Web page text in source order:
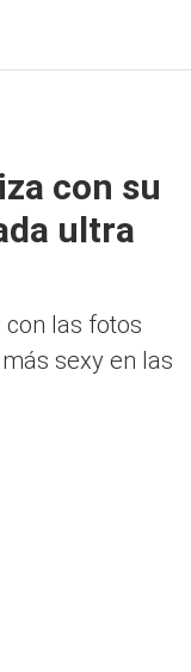
con su
ultra
con las fotos
sexy en las